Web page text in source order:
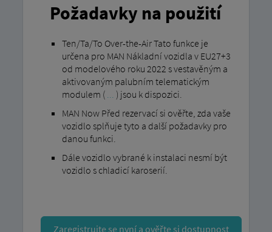
Požadavky na použití
Ten/Ta/To Over-the-Air Tato funkce je
určena pro MAN Nákladní vozidla v EU27+3
od modelového roku 2022 s vestavěným a
aktivovaným palubním telematickým
modulem ( ... ) jsou k dispozici.
MAN Now Před rezervací si ověřte, zda vaše
vozidlo splňuje tyto a další požadavky pro
danou funkci.
Dále vozidlo vybrané k instalaci nesmí být
vozidlo s chladicí karoserií.
Zaregistrujte se nyní a ověřte si dostupnost